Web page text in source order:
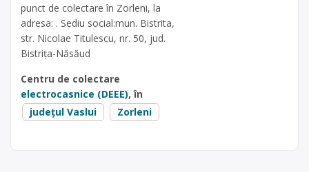
punct de colectare în Zorleni, la
adresa: . Sediu social:mun. Bistrita,
str. Nicolae Titulescu, nr. 50, jud.
Bistrița-Năsăud
Centru de colectare
electrocasnice (DEEE), în
județul Vaslui
Zorleni